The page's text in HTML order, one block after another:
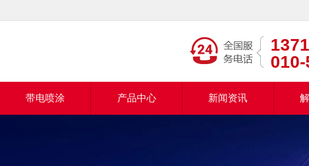
带电喷涂 产品中心 新闻资讯